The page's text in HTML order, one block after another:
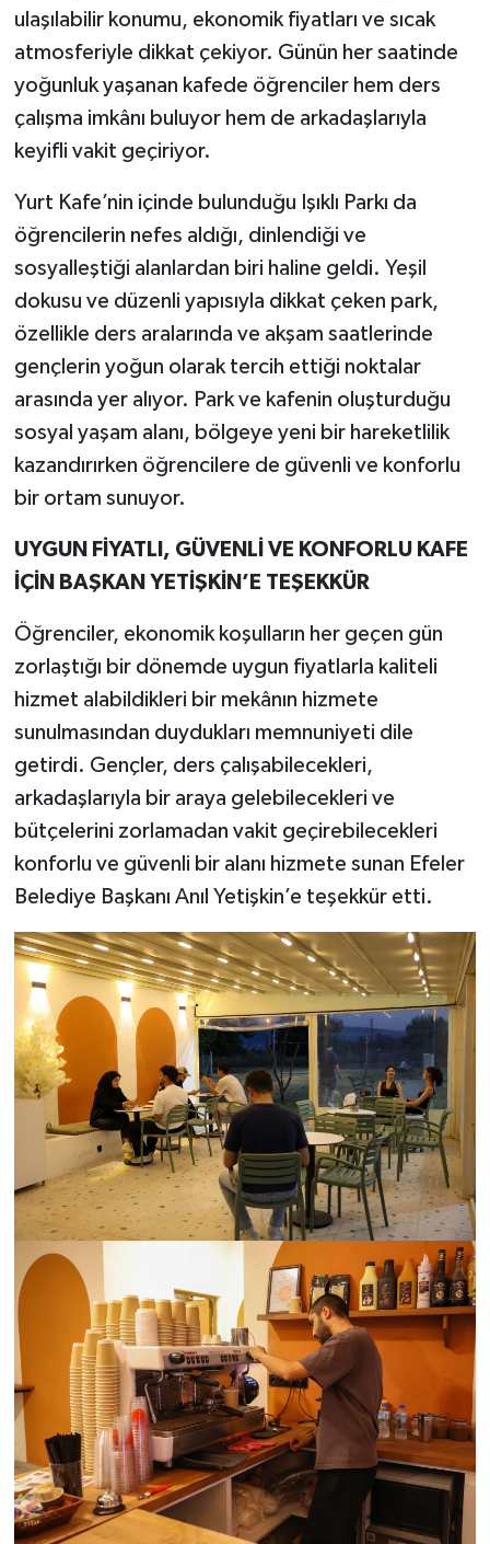
ulaşılabilir konumu, ekonomik fiyatları ve sıcak
atmosferiyle dikkat çekiyor. Günün her saatinde
yoğunluk yaşanan kafede öğrenciler hem ders
çalışma imkânı buluyor hem de arkadaşlarıyla
keyifli vakit geçiriyor.
Yurt Kafe’nin içinde bulunduğu Işıklı Parkı da
öğrencilerin nefes aldığı, dinlendiği ve
sosyalleştiği alanlardan biri haline geldi. Yeşil
dokusu ve düzenli yapısıyla dikkat çeken park,
özellikle ders aralarında ve akşam saatlerinde
gençlerin yoğun olarak tercih ettiği noktalar
arasında yer alıyor. Park ve kafenin oluşturduğu
sosyal yaşam alanı, bölgeye yeni bir hareketlilik
kazandırırken öğrencilere de güvenli ve konforlu
bir ortam sunuyor.
UYGUN FİYATLI, GÜVENLİ VE KONFORLU KAFE
İÇİN BAŞKAN YETİŞKİN’E TEŞEKKÜR
Öğrenciler, ekonomik koşulların her geçen gün
zorlaştığı bir dönemde uygun fiyatlarla kaliteli
hizmet alabildikleri bir mekânın hizmete
sunulmasından duydukları memnuniyeti dile
getirdi. Gençler, ders çalışabilecekleri,
arkadaşlarıyla bir araya gelebilecekleri ve
bütçelerini zorlamadan vakit geçirebilecekleri
konforlu ve güvenli bir alanı hizmete sunan Efeler
Belediye Başkanı Anıl Yetişkin’e teşekkür etti.